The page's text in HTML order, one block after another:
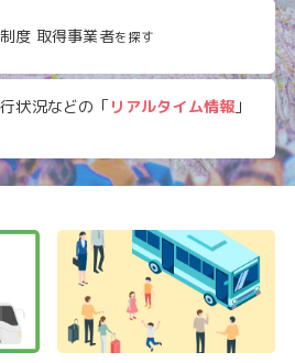
度 取得事業者を探す
状況などの「リアルタイム情報 」